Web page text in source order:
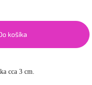
košíka
cca 3 cm.